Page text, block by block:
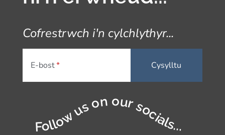
Cofrestrwch i'n cylchlythyr...
E-bost
Follow us on our socials...